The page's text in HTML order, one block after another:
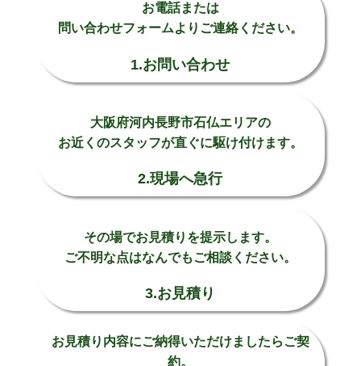
お電話または
問い合わせフォームよりご連絡ください。
1.お問い合わせ
大阪府河内長野市石仏エリアの
お近くのスタッフが直ぐに駆け付けます。
2.現場へ急行
その場でお見積りを提示します。
ご不明な点はなんでもご相談ください。
3.お見積り
お見積り内容にご納得いただけましたらご契
約。